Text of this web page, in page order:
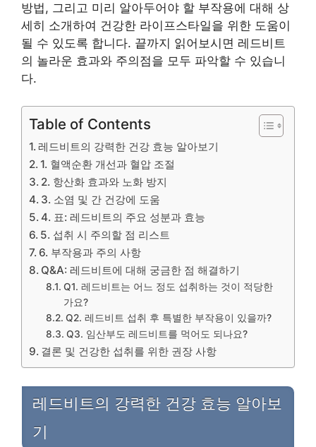
방법, 그리고 미리 알아두어야 할 부작용에 대해 상
세히 소개하여 건강한 라이프스타일을 위한 도움이
될 수 있도록 합니다. 끝까지 읽어보시면 레드비트
의 놀라운 효과와 주의점을 모두 파악할 수 있습니
다.
Table of Contents
레드비트의 강력한 건강 효능 알아보기
1. 혈액순환 개선과 혈압 조절
2. 항산화 효과와 노화 방지
3. 소염 및 간 건강에 도움
4. 표: 레드비트의 주요 성분과 효능
5. 섭취 시 주의할 점 리스트
6. 부작용과 주의 사항
Q&A: 레드비트에 대해 궁금한 점 해결하기
Q1. 레드비트는 어느 정도 섭취하는 것이 적당한
가요?
Q2. 레드비트 섭취 후 특별한 부작용이 있을까?
Q3. 임산부도 레드비트를 먹어도 되나요?
결론 및 건강한 섭취를 위한 권장 사항
레드비트의 강력한 건강 효능 알아보
기